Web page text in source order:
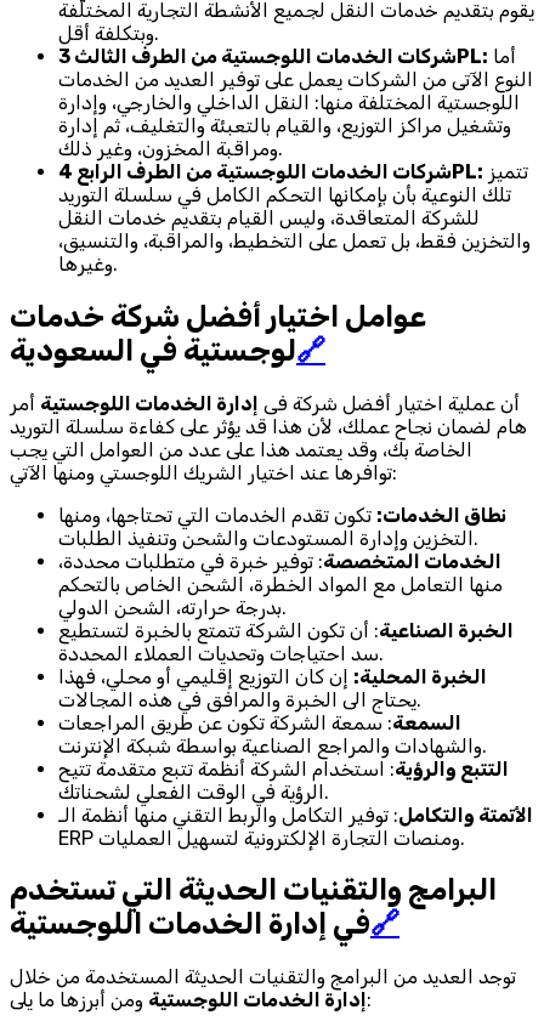
يقوم بتقديم خدمات النقل لجميع الأنشطة التجارية المختلفة
وبتكلفة أقل.
شركات الخدمات اللوجستية من الطرف الثالث 3PL:
النوع الآتى من الشركات يعمل على توفير العديد من الخدمات
اللوجستية المختلفة منها: النقل الداخلي والخارجي، وإدارة
وتشغيل مراكز التوزيع، والقيام بالتعبئة والتغليف، ثم إدارة
ومراقبة المخزون، وغير ذلك.
شركات الخدمات اللوجستية من الطرف الرابع 4PL:
تلك النوعية بأن بإمكانها التحكم الكامل في سلسلة التوريد
للشركة المتعاقدة، وليس القيام بتقديم خدمات النقل
والتخزين فقط، بل تعمل على التخطيط، والمراقبة، والتنسيق،
وغيرها.
عوامل اختيار أفضل شركة خدمات
لوجستية في السعودية🔗
أن عملية اختيار أفضل شركة فى إدارة الخدمات اللوجستية أمر
هام لضمان نجاح عملك، لأن هذا قد يؤثر على كفاءة سلسلة التوريد
الخاصة بك، وقد يعتمد هذا على عدد من العوامل التي يجب
توافرها عند اختيار الشريك اللوجستي ومنها الآتي:
نطاق الخدمات: تكون تقدم الخدمات التي تحتاجها، ومنها
التخزين وإدارة المستودعات والشحن وتنفيذ الطلبات.
الخدمات المتخصصة: توفير خبرة في متطلبات محددة،
منها التعامل مع المواد الخطرة، الشحن الخاص بالتحكم
بدرجة حرارته، الشحن الدولي.
الخبرة الصناعية: أن تكون الشركة تتمتع بالخبرة لتستطيع
سد احتياجات وتحديات العملاء المحددة.
الخبرة المحلية: إن كان التوزيع إقليمي أو محلي، فهذا
يحتاج الى الخبرة والمرافق في هذه المجالات.
السمعة: سمعة الشركة تكون عن طريق المراجعات
والشهادات والمراجع الصناعية بواسطة شبكة الإنترنت.
التتبع والرؤية: استخدام الشركة أنظمة تتبع متقدمة تتيح
الرؤية في الوقت الفعلي لشحناتك.
الأتمتة والتكامل: توفير التكامل والربط التقني منها أنظمة الـ
ERP ومنصات التجارة الإلكترونية لتسهيل العمليات.
البرامج والتقنيات الحديثة التي تستخدم
في إدارة الخدمات اللوجستية🔗
توجد العديد من البرامج والتقنيات الحديثة المستخدمة من خلال
إدارة الخدمات اللوجستية ومن أبرزها ما يلى: